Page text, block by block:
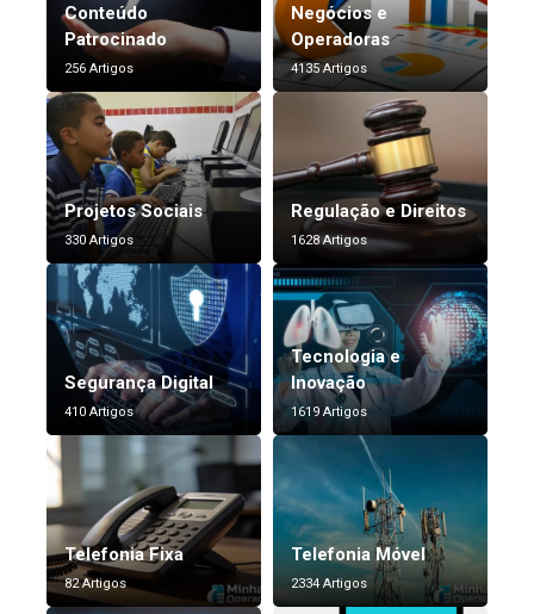
Conteúdo
Patrocinado
256 Artigos
Negócios e
Operadoras
4135 Artigos
Projetos Sociais
330 Artigos
Regulação e Direitos
1628 Artigos
Segurança Digital
410 Artigos
Tecnologia e
Inovação
1619 Artigos
Telefonia Fixa
82 Artigos
Telefonia Móvel
2334 Artigos